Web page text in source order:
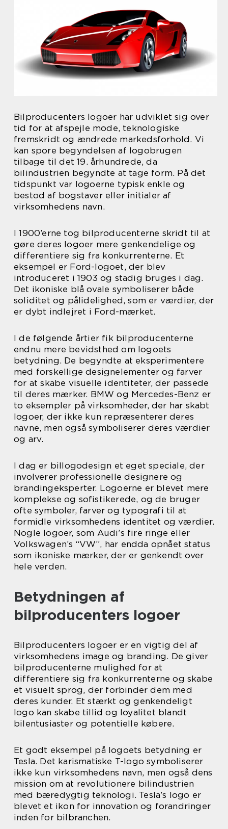
Bilproducenters logoer har udviklet sig over
tid for at afspejle mode, teknologiske
fremskridt og ændrede markedsforhold. Vi
kan spore begyndelsen af logobrugen
tilbage til det 19. århundrede, da
bilindustrien begyndte at tage form. På det
tidspunkt var logoerne typisk enkle og
bestod af bogstaver eller initialer af
virksomhedens navn.
I 1900’erne tog bilproducenterne skridt til at
gøre deres logoer mere genkendelige og
differentiere sig fra konkurrenterne. Et
eksempel er Ford-logoet, der blev
introduceret i 1903 og stadig bruges i dag.
Det ikoniske blå ovale symboliserer både
soliditet og pålidelighed, som er værdier, der
er dybt indlejret i Ford-mærket.
I de følgende årtier fik bilproducenterne
endnu mere bevidsthed om logoets
betydning. De begyndte at eksperimentere
med forskellige designelementer og farver
for at skabe visuelle identiteter, der passede
til deres mærker. BMW og Mercedes-Benz er
to eksempler på virksomheder, der har skabt
logoer, der ikke kun repræsenterer deres
navne, men også symboliserer deres værdier
og arv.
I dag er billogodesign et eget speciale, der
involverer professionelle designere og
brandingeksperter. Logoerne er blevet mere
komplekse og sofistikerede, og de bruger
ofte symboler, farver og typografi til at
formidle virksomhedens identitet og værdier.
Nogle logoer, som Audi’s fire ringe eller
Volkswagen’s “VW”, har endda opnået status
som ikoniske mærker, der er genkendt over
hele verden.
Betydningen af
bilproducenters logoer
Bilproducenters logoer er en vigtig del af
virksomhedens image og branding. De giver
bilproducenterne mulighed for at
differentiere sig fra konkurrenterne og skabe
et visuelt sprog, der forbinder dem med
deres kunder. Et stærkt og genkendeligt
logo kan skabe tillid og loyalitet blandt
bilentusiaster og potentielle købere.
Et godt eksempel på logoets betydning er
Tesla. Det karismatiske T-logo symboliserer
ikke kun virksomhedens navn, men også dens
mission om at revolutionere bilindustrien
med bæredygtig teknologi. Tesla’s logo er
blevet et ikon for innovation og forandringer
inden for bilbranchen.